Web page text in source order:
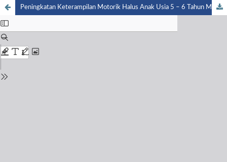
Peningkatan Keterampilan Motorik Halus Anak Usia 5 – 6 Tahun Melalui Permainan Edukatif Puzzle Di Tk Negeri 01 Kota Bangun Kutai Kartanegara